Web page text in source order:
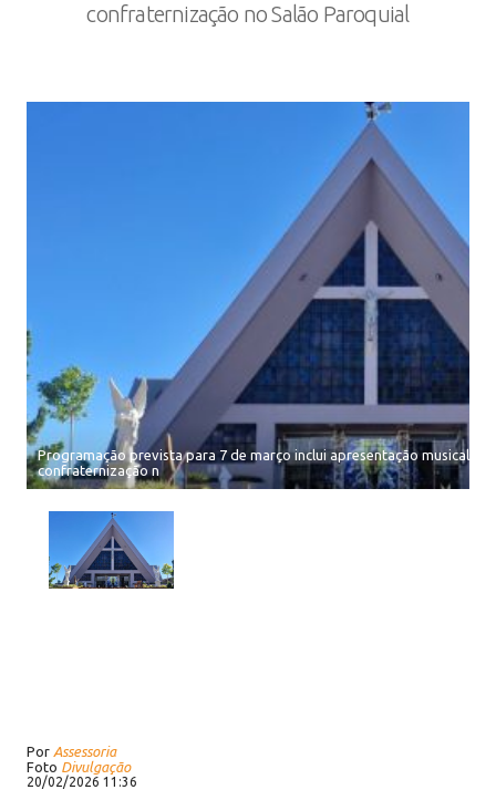
confraternização no Salão Paroquial
Programação prevista para 7 de março inclui apresentação musical,
confraternização n
Por Assessoria
Foto Divulgação
20/02/2026 11:36